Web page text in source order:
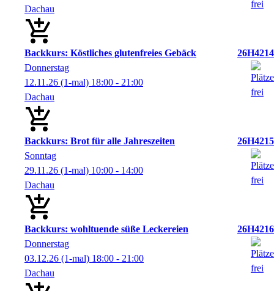
Dachau
Backkurs: Köstliches glutenfreies Gebäck
26H4214
Donnerstag
12.11.26 (1-mal) 18:00 - 21:00
Dachau
Backkurs: Brot für alle Jahreszeiten
26H4215
Sonntag
29.11.26 (1-mal) 10:00 - 14:00
Dachau
Backkurs: wohltuende süße Leckereien
26H4216
Donnerstag
03.12.26 (1-mal) 18:00 - 21:00
Dachau